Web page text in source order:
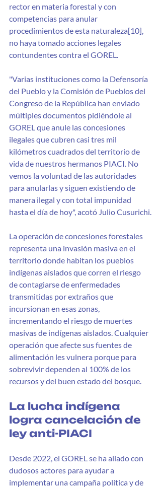
rector en materia forestal y con
competencias para anular
procedimientos de esta naturaleza[10],
no haya tomado acciones legales
contundentes contra el GOREL.
"Varias instituciones como la Defensoría
del Pueblo y la Comisión de Pueblos del
Congreso de la República han enviado
múltiples documentos pidiéndole al
GOREL que anule las concesiones
ilegales que cubren casi tres mil
kilómetros cuadrados del territorio de
vida de nuestros hermanos PIACI. No
vemos la voluntad de las autoridades
para anularlas y siguen existiendo de
manera ilegal y con total impunidad
hasta el día de hoy", acotó Julio Cusurichi.
La operación de concesiones forestales
representa una invasión masiva en el
territorio donde habitan los pueblos
indígenas aislados que corren el riesgo
de contagiarse de enfermedades
transmitidas por extraños que
incursionan en esas zonas,
incrementando el riesgo de muertes
masivas de indígenas aislados. Cualquier
operación que afecte sus fuentes de
alimentación les vulnera porque para
sobrevivir dependen al 100% de los
recursos y del buen estado del bosque.
La lucha indígena
logra cancelación de
ley anti-PIACI
Desde 2022, el GOREL se ha aliado con
dudosos actores para ayudar a
implementar una campaña política y de